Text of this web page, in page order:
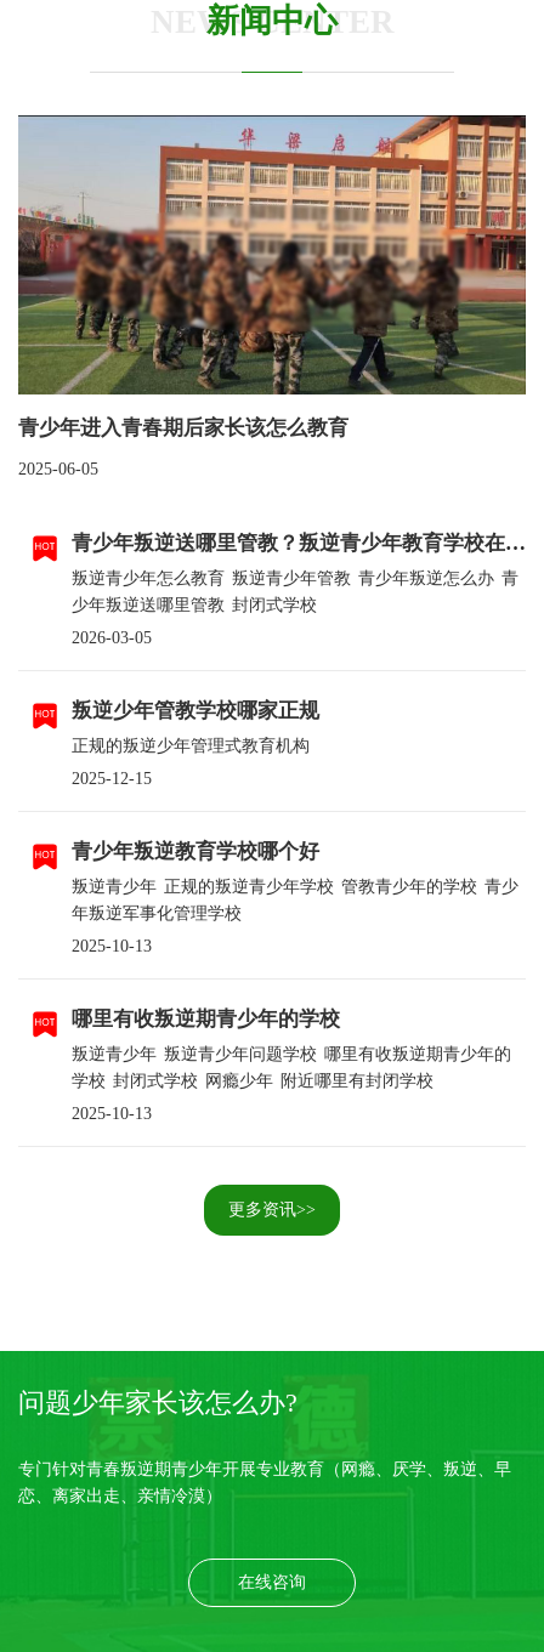
NEWS CENTER
新闻中心
青少年进入青春期后家长该怎么教育
2025-06-05
青少年叛逆送哪里管教？叛逆青少年教育学校在哪里？
叛逆青少年怎么教育 叛逆青少年管教 青少年叛逆怎么办 青
少年叛逆送哪里管教 封闭式学校
2026-03-05
叛逆少年管教学校哪家正规
正规的叛逆少年管理式教育机构
2025-12-15
青少年叛逆教育学校哪个好
叛逆青少年 正规的叛逆青少年学校 管教青少年的学校 青少
年叛逆军事化管理学校
2025-10-13
哪里有收叛逆期青少年的学校
叛逆青少年 叛逆青少年问题学校 哪里有收叛逆期青少年的
学校 封闭式学校 网瘾少年 附近哪里有封闭学校
2025-10-13
更多资讯>>
问题少年家长该怎么办?
专门针对青春叛逆期青少年开展专业教育（网瘾、厌学、叛逆、早
恋、离家出走、亲情冷漠）
在线咨询